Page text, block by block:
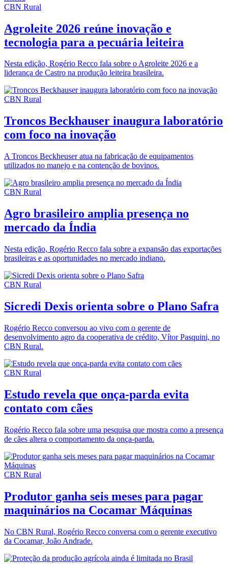
CBN Rural
Agroleite 2026 reúne inovação e
tecnologia para a pecuária leiteira
Nesta edição, Rogério Recco fala sobre o Agroleite 2026 e a
liderança de Castro na produção leiteira brasileira.
CBN Rural
Troncos Beckhauser inaugura laboratório
com foco na inovação
A Troncos Beckheuser atua na fabricação de equipamentos
utilizados no manejo e na contenção de bovinos.
CBN Rural
Agro brasileiro amplia presença no
mercado da Índia
Nesta edição, Rogério Recco fala sobre a expansão das exportações
brasileiras e as oportunidades no mercado indiano.
CBN Rural
Sicredi Dexis orienta sobre o Plano Safra
Rogério Recco conversou ao vivo com o gerente de
desenvolvimento agro da cooperativa de crédito, Vítor Pasquini, no
CBN Rural.
CBN Rural
Estudo revela que onça-parda evita
contato com cães
Rogério Recco fala sobre uma pesquisa que mostra como a presença
de cães altera o comportamento da onça-parda.
CBN Rural
Produtor ganha seis meses para pagar
maquinários na Cocamar Máquinas
No CBN Rural, Rogério Recco conversa com o gerente executivo
da Cocamar, João Andrade.